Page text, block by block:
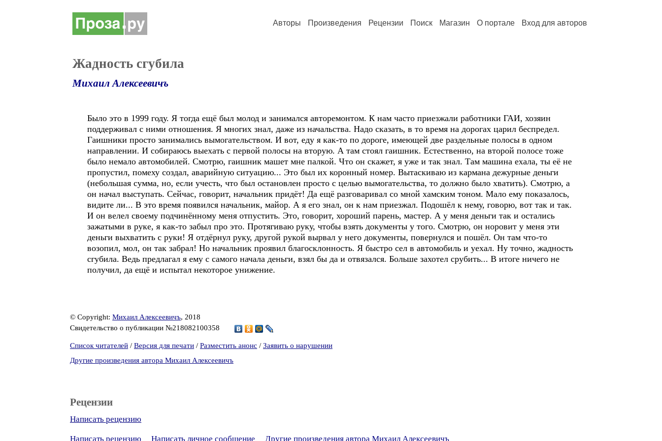
Авторы Произведения Рецензии Поиск Магазин О портале Вход для авторов
Жадность сгубила
Михаил Алексеевичъ
Было это в 1999 году. Я тогда ещё был молод и занимался авторемонтом. К нам часто приезжали работники ГАИ, хозяин
поддерживал с ними отношения. Я многих знал, даже из начальства. Надо сказать, в то время на дорогах царил беспредел.
Гаишники просто занимались вымогательством. И вот, еду я как-то по дороге, имеющей две раздельные полосы в одном
направлении. И собираюсь выехать с первой полосы на вторую. А там стоял гаишник. Естественно, на второй полосе тоже
было немало автомобилей. Смотрю, гаишник машет мне палкой. Что он скажет, я уже и так знал. Там машина ехала, ты её не
пропустил, помеху создал, аварийную ситуацию... Это был их коронный номер. Вытаскиваю из кармана дежурные деньги
(небольшая сумма, но, если учесть, что был остановлен просто с целью вымогательства, то должно было хватить). Смотрю, а
он начал выступать. Сейчас, говорит, начальник придёт! Да ещё разговаривал со мной хамским тоном. Мало ему показалось,
видите ли... В это время появился начальник, майор. А я его знал, он к нам приезжал. Подошёл к нему, говорю, вот так и так.
И он велел своему подчинённому меня отпустить. Это, говорит, хороший парень, мастер. А у меня деньги так и остались
зажатыми в руке, я как-то забыл про это. Протягиваю руку, чтобы взять документы у того. Смотрю, он норовит у меня эти
деньги выхватить с руки! Я отдёрнул руку, другой рукой вырвал у него документы, повернулся и пошёл. Он там что-то
возопил, мол, он так забрал! Но начальник проявил благосклонность. Я быстро сел в автомобиль и уехал. Ну точно, жадность
сгубила. Ведь предлагал я ему с самого начала деньги, взял бы да и отвязался. Больше захотел срубить... В итоге ничего не
получил, да ещё и испытал некоторое унижение.
© Copyright: Михаил Алексеевичъ, 2018
Свидетельство о публикации №218082100358
Список читателей / Версия для печати / Разместить анонс / Заявить о нарушении
Другие произведения автора Михаил Алексеевичъ
Рецензии
Написать рецензию
Написать рецензию Написать личное сообщение Другие произведения автора Михаил Алексеевичъ